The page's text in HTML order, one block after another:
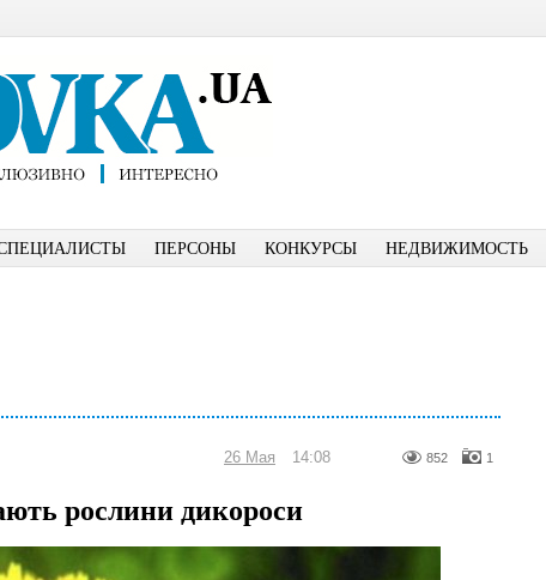
ПЕРСОНЫ КОНКУРСЫ НЕДВИЖИМОСТЬ
26 Мая 14:08 852 1
рослини дикороси